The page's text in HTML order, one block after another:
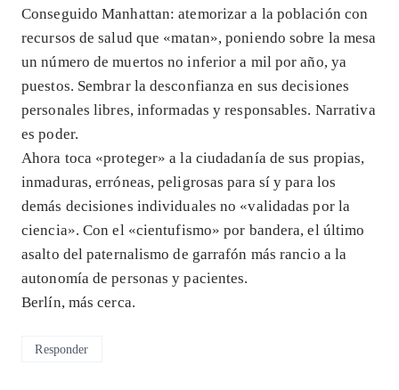
Conseguido Manhattan: atemorizar a la población con
recursos de salud que «matan», poniendo sobre la mesa
un número de muertos no inferior a mil por año, ya
puestos. Sembrar la desconfianza en sus decisiones
personales libres, informadas y responsables. Narrativa
es poder.
Ahora toca «proteger» a la ciudadanía de sus propias,
inmaduras, erróneas, peligrosas para sí y para los
demás decisiones individuales no «validadas por la
ciencia». Con el «cientufismo» por bandera, el último
asalto del paternalismo de garrafón más rancio a la
autonomía de personas y pacientes.
Berlín, más cerca.
Responder